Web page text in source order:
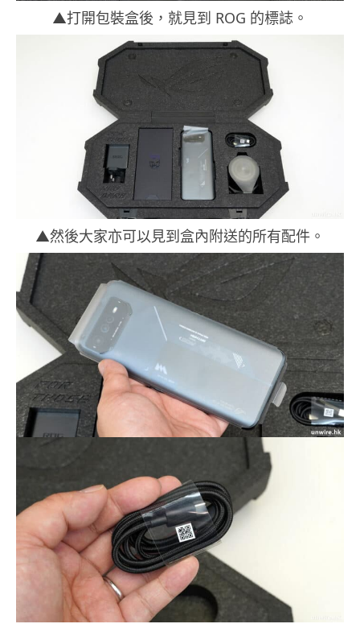
▲打開包裝盒後，就見到 ROG 的標誌。
▲然後大家亦可以見到盒內附送的所有配件。